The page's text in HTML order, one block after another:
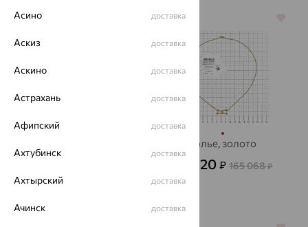
64%
1 819
70%
Колье, золото
49 520 ₽ 165 068₽
Асино доставка
Аскиз доставка
Аскино доставка
Астрахань доставка
Афипский доставка
Ахтубинск доставка
Ахтырский доставка
Ачинск доставка